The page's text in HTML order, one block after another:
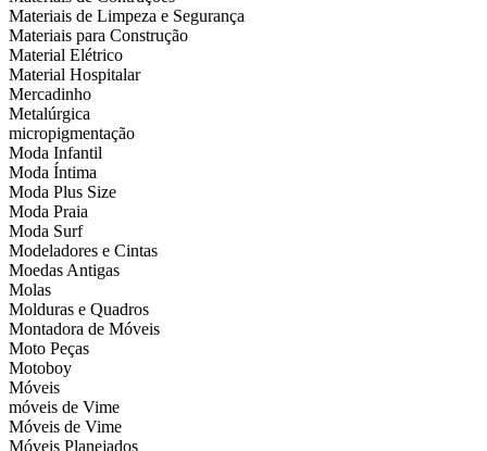
Materiais de Limpeza e Segurança
Materiais para Construção
Material Elétrico
Material Hospitalar
Mercadinho
Metalúrgica
micropigmentação
Moda Infantil
Moda Íntima
Moda Plus Size
Moda Praia
Moda Surf
Modeladores e Cintas
Moedas Antigas
Molas
Molduras e Quadros
Montadora de Móveis
Moto Peças
Motoboy
Móveis
móveis de Vime
Móveis de Vime
Móveis Planejados